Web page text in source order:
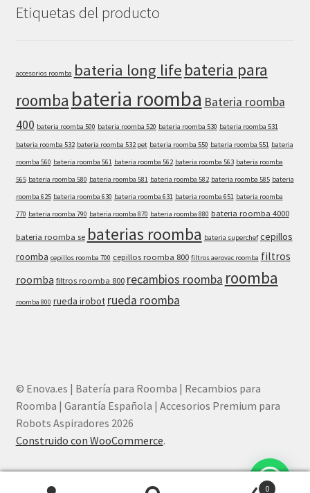
Etiquetas del producto
accesorios roomba bateria long life bateria para
roomba bateria roomba Bateria roomba
400 bateria roomba 500 bateria roomba 520 bateria roomba 530 bateria roomba 531
bateria roomba 532 bateria roomba 532 pet bateria roomba 550 bateria roomba 551 bateria
roomba 560 bateria roomba 561 bateria roomba 562 bateria roomba 563 bateria roomba
565 bateria roomba 580 bateria roomba 581 bateria roomba 582 bateria roomba 585 bateria
roomba 625 bateria roomba 630 bateria roomba 631 bateria roomba 651 bateria roomba
770 bateria roomba 790 bateria roomba 870 bateria roomba 880 bateria roomba 4000
bateria roomba se baterias roomba bateria superchef cepillos
roomba cepillos roomba 700 cepillos roomba 800 filtros aerovac roomba filtros
roomba filtros roomba 800 recambios roomba roomba
roomba 800 rueda irobot rueda roomba
© Enova.es | Batería para Roomba | Recambios para
Roomba | Garantía Española | Accesorios Premium para
Robots Aspiradores 2026
Construido con WooCommerce.
0